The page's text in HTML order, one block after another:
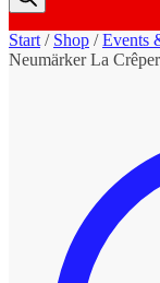
Start / Shop /Events
Neumärker La